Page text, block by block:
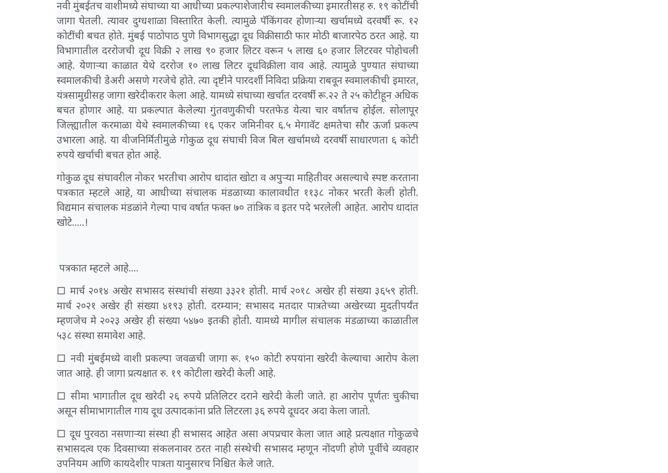
नवी मुंबईतच वाशीमध्ये संघाच्या या आधीच्या प्रकल्पाशेजारीच स्वमालकीच्या इमारतीसह रु. १९ कोटींची
जागा घेतली. त्यावर दुग्धशाळा विस्तारित केली. त्यामुळे पॅकिंगवर होणाऱ्या खर्चामध्ये दरवर्षी रू. १२
कोटींची बचत होते. मुंबई पाठोपाठ पुणे विभागसुद्धा दूध विक्रीसाठी फार मोठी बाजारपेठ ठरत आहे. या
विभागातील दररोजची दूध विक्री २ लाख ९० हजार लिटर वरून ५ लाख ६० हजार लिटरवर पोहोचली
आहे. येणाऱ्या काळात येथे दररोज १० लाख लिटर दूधविक्रीला वाव आहे. त्यामुळे पुण्यात संघाच्या
स्वमालकीची डेअरी असणे गरजेचे होते. त्या दृष्टीने पारदर्शी निविदा प्रक्रिया राबवून स्वमालकीची इमारत,
यंत्रसामुग्रीसह जागा खरेदीकरार केला आहे. यामध्ये संघाच्या खर्चात दरवर्षी रू.२२ ते २५ कोटीहून अधिक
बचत होणार आहे. या प्रकल्पात केलेल्या गुंतवणुकीची परतफेड येत्या चार वर्षातच होईल. सोलापूर
जिल्ह्यातील करमाळा येथे स्वमालकीच्या १६ एकर जमिनीवर ६.५ मेगावॅट क्षमतेचा सौर ऊर्जा प्रकल्प
उभारला आहे. या वीजनिर्मितीमुळे गोकुळ दूध संघाची विज बिल खर्चामध्ये दरवर्षी साधारणता ६ कोटी
रुपये खर्चाची बचत होत आहे.
गोकुळ दूध संघावरील नोकर भरतीचा आरोप धादांत खोटा व अपुऱ्या माहितीवर असल्याचे स्पष्ट करताना
पत्रकात म्हटले आहे, या आधीच्या संचालक मंडळाच्या कालावधीत ११३८ नोकर भरती केली होती.
विद्यमान संचालक मंडळांने गेल्या पाच वर्षात फक्त ७० तांत्रिक व इतर पदे भरलेली आहेत. आरोप धादांत
खोटे.....!
पत्रकात म्हटले आहे....
□ मार्च २०१४ अखेर सभासद संस्थांची संख्या ३३२१ होती. मार्च २०१८ अखेर ही संख्या ३६५९ होती.
मार्च २०२१ अखेर ही संख्या ४१९३ होती. दरम्यान; सभासद मतदार पात्रतेच्या अखेरच्या मुदतीपर्यंत
म्हणजेच मे २०२३ अखेर ही संख्या ५४७० इतकी होती. यामध्ये मागील संचालक मंडळाच्या काळातील
५३८ संस्था समावेश आहे.
□ नवी मुंबईमध्ये वाशी प्रकल्पा जवळची जागा रू. १५० कोटी रुपयांना खरेदी केल्याचा आरोप केला
जात आहे. ही जागा प्रत्यक्षात रु. १९ कोटीला खरेदी केली आहे.
□ सीमा भागातील दूध खरेदी २६ रुपये प्रतिलिटर दराने खरेदी केली जाते. हा आरोप पूर्णतः चुकीचा
असून सीमाभागातील गाय दूध उत्पादकांना प्रति लिटरला ३६ रुपये दूधदर अदा केला जातो.
□ दूध पुरवठा नसणाऱ्या संस्था ही सभासद आहेत असा अपप्रचार केला जात आहे प्रत्यक्षात गोकुळचे
सभासदत्व एक दिवसाच्या संकलनावर ठरत नाही संस्थेची सभासद म्हणून नोंदणी होणे पूर्वीचे व्यवहार
उपनियम आणि कायदेशीर पात्रता यानुसारच निश्चित केले जाते.